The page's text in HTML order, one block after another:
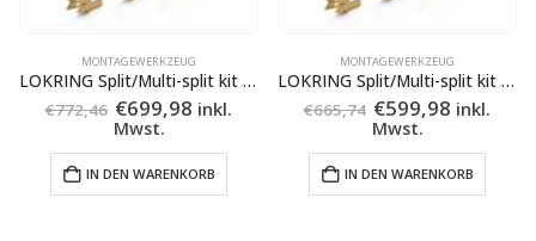
MONTAGEWERKZEUG
LOKRING Split/Multi-split kit MZ-V
€772,46 Ursprünglicher
Preis
€772,46
€699,98 Aktueller
€699,98.
inkl.
Mwst.
IN DEN WARENKORB
MONTAGEWERKZEUG
LOKRING Split/Multi-split kit MZ
€665,74 Ursprünglicher
Preis
€665,74
€599,98
€599,98.
inkl.
Mwst.
IN DEN WARENKORB